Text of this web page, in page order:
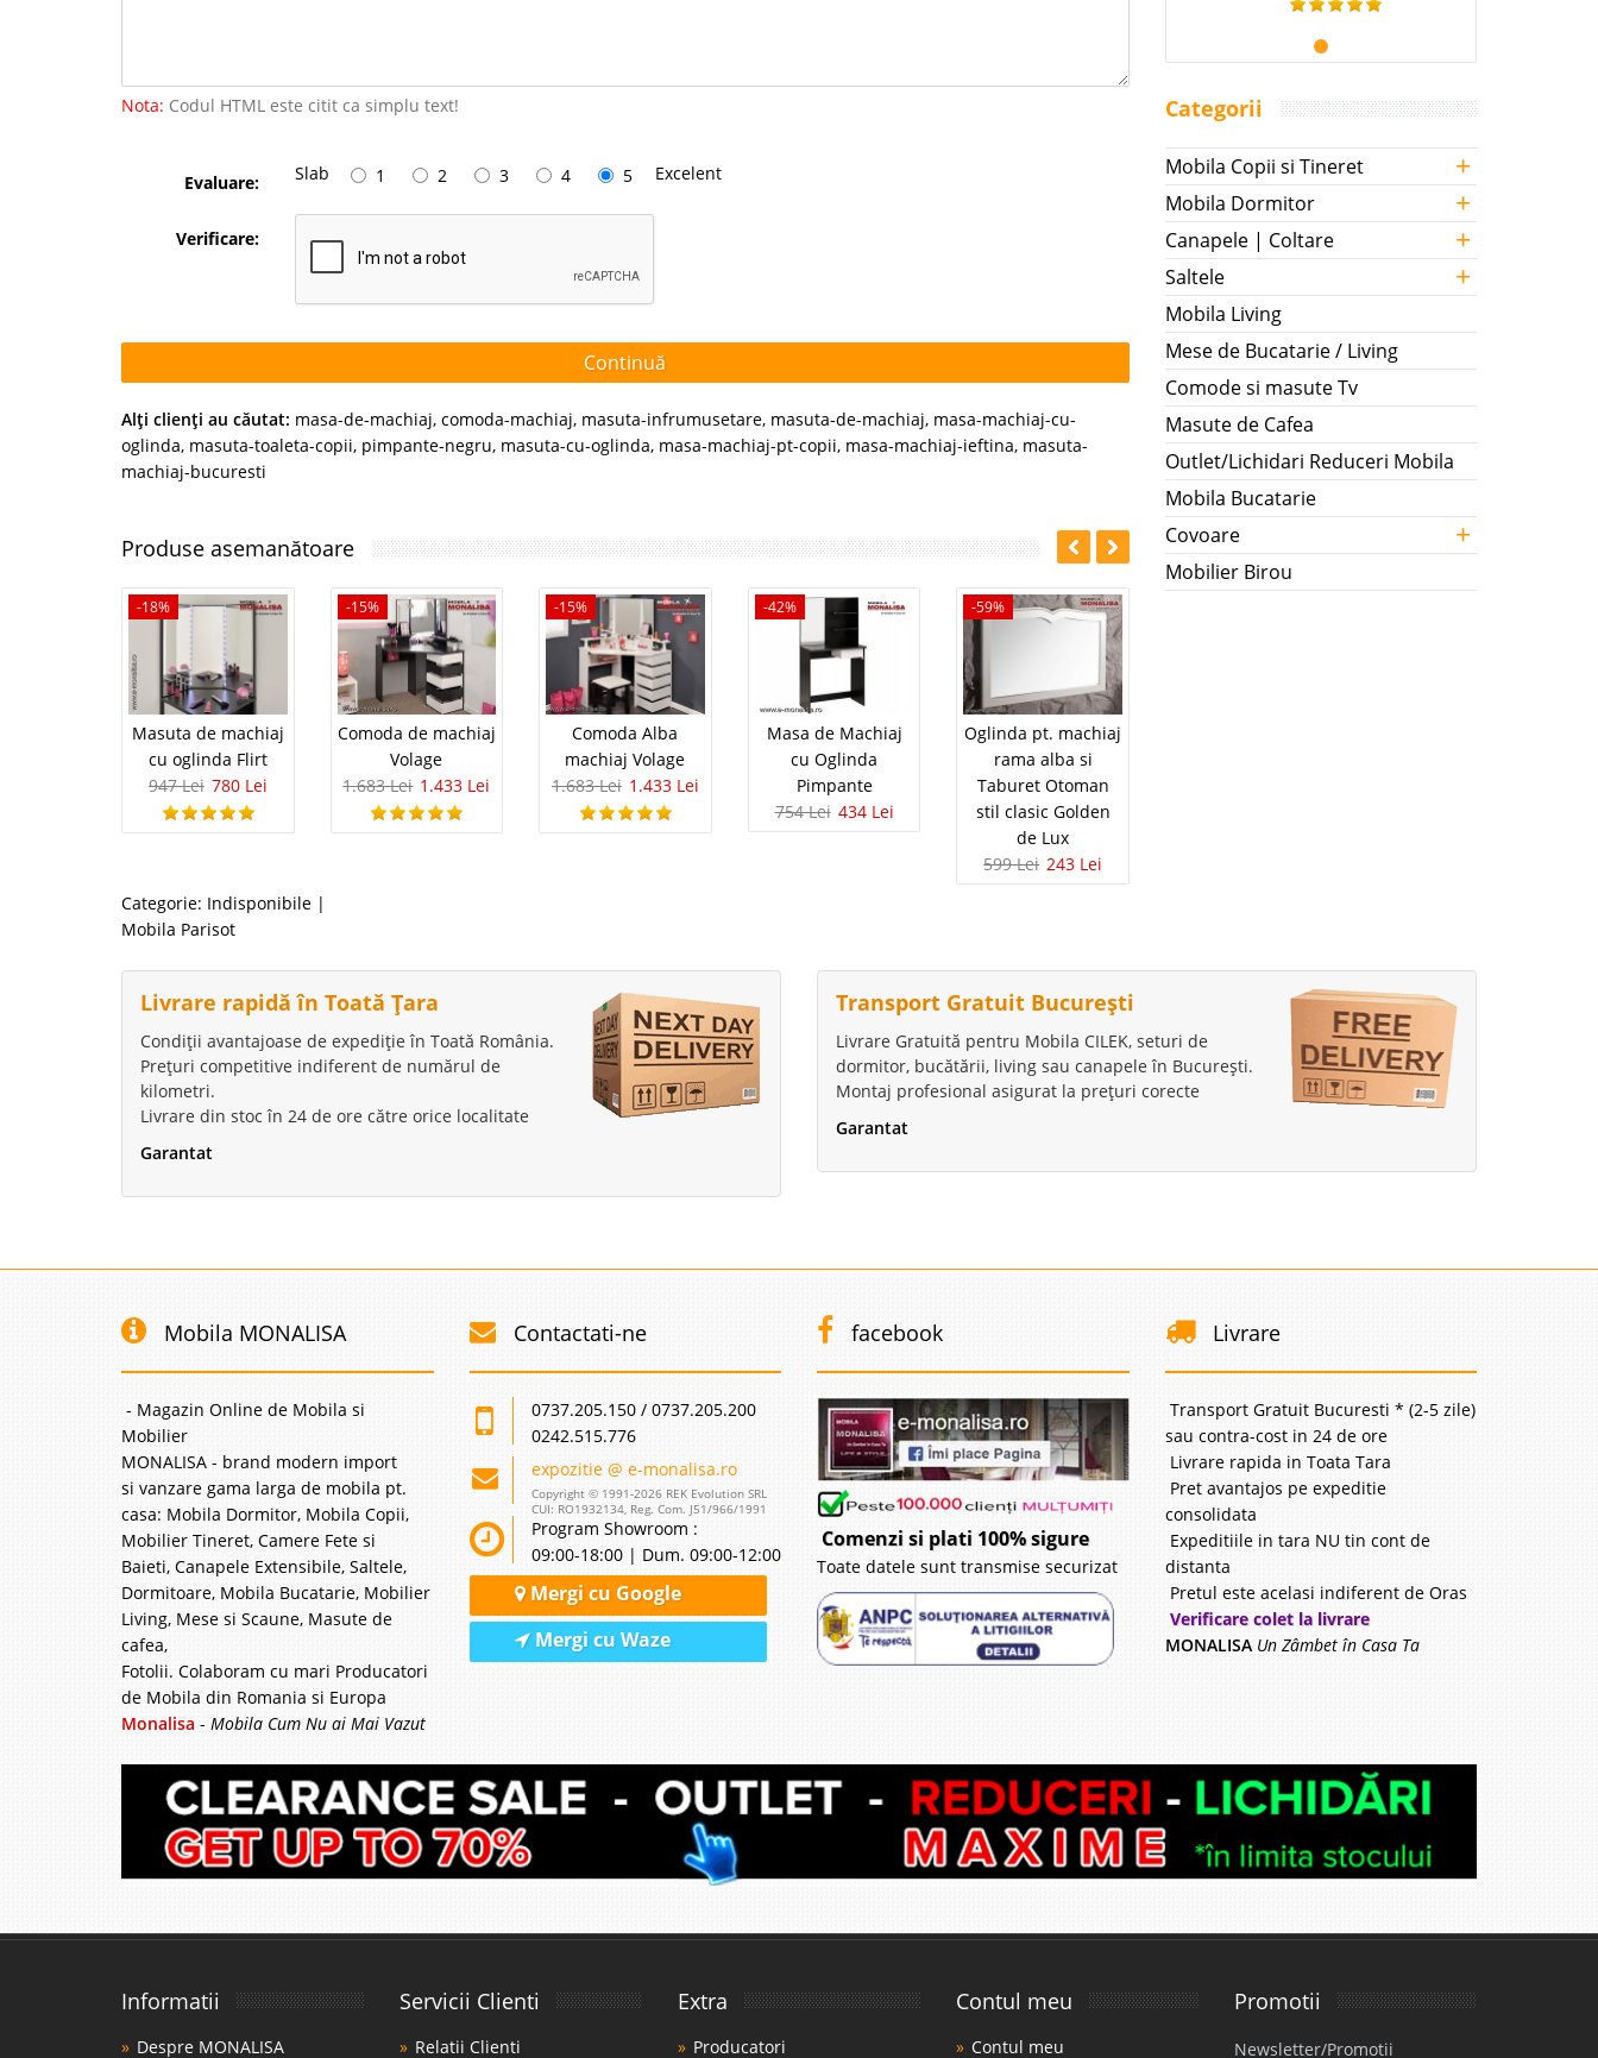
Nota: Codul HTML este citit ca simplu text!
Evaluare: Slab 1 2 3 4 5 Excelent
Verificare:
Continuă
Alţi clienţi au căutat: masa-de-machiaj, comoda-machiaj, masuta-infrumusetare, masuta-de-machiaj, masa-machiaj-cu-
oglinda, masuta-toaleta-copii, pimpante-negru, masuta-cu-oglinda, masa-machiaj-pt-copii, masa-machiaj-ieftina, masuta-
machiaj-bucuresti
Produse asemanătoare
-18%
Masuta de machiaj
cu oglinda Flirt
947 Lei 780 Lei
-15%
Comoda de machiaj
Volage
1.683 Lei 1.433 Lei
-15%
Comoda Alba
machiaj Volage
1.683 Lei 1.433 Lei
-42%
Masa de Machiaj
cu Oglinda
Pimpante
754 Lei 434 Lei
-59%
Oglinda pt. machiaj
rama alba si
Taburet Otoman
stil clasic Golden
de Lux
599 Lei 243 Lei
Categorie: Indisponibile |
Mobila Parisot
Categorii
Mobila Copii si Tineret +
Mobila Dormitor +
Canapele | Coltare +
Saltele +
Mobila Living
Mese de Bucatarie / Living
Comode si masute Tv
Masute de Cafea
Outlet/Lichidari Reduceri Mobila
Mobila Bucatarie
Covoare
+
Mobilier Birou
Livrare rapidă în Toată Țara
Condiții avantajoase de expediție în Toată România.
Prețuri competitive indiferent de numărul de
kilometri.
Livrare din stoc în 24 de ore către orice localitate
Garantat
Transport Gratuit București
Livrare Gratuită pentru Mobila CILEK, seturi de
dormitor, bucătării, living sau canapele în București.
Montaj profesional asigurat la prețuri corecte
Garantat
Mobila MONALISA
- Magazin Online de Mobila si
Mobilier
MONALISA - brand modern import
si vanzare gama larga de mobila pt.
casa: Mobila Dormitor, Mobila Copii,
Mobilier Tineret, Camere Fete si
Baieti, Canapele Extensibile, Saltele,
Dormitoare, Mobila Bucatarie, Mobilier
Living, Mese si Scaune, Masute de
cafea,
Fotolii. Colaboram cu mari Producatori
de Mobila din Romania si Europa
Monalisa - Mobila Cum Nu ai Mai Vazut
Contactati-ne
0737.205.150 / 0737.205.200
0242.515.776
expozitie @ e-monalisa.ro
Copyright © 1991-2026 REK Evolution SRL
CUI: RO1932134, Reg. Com. J51/966/1991
Program Showroom :
09:00-18:00 | Dum. 09:00-12:00
Mergi cu Google
Mergi cu Waze
facebook
Comenzi si plati 100% sigure
Toate datele sunt transmise securizat
Livrare
Transport Gratuit Bucuresti * (2-5 zile)
sau contra-cost in 24 de ore
Livrare rapida in Toata Tara
Pret avantajos pe expeditie
consolidata
Expeditiile in tara NU tin cont de
distanta
Pretul este acelasi indiferent de Oras
Verificare colet la livrare
MONALISA Un Zâmbet în Casa Ta
Informatii
Despre MONALISA
Servicii Clienti
Relatii Clienti
Extra
Producatori
Contul meu
Contul meu
Promotii
Newsletter/Promotii